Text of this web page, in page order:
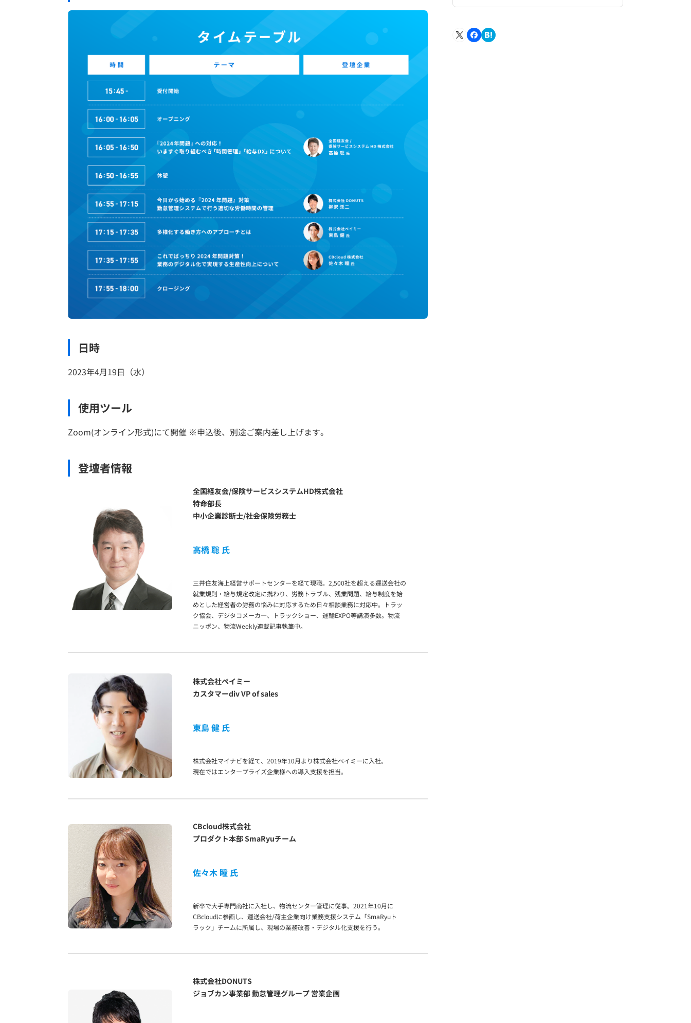
日時
2023年4月19日（水）
使用ツール
Zoom(オンライン形式)にて開催 ※申込後、別途ご案内差し上げます。
登壇者情報
全国経友会/保険サービスシステムHD株式会社
特命部長
中小企業診断士/社会保険労務士
高橋 聡 氏
三井住友海上経営サポートセンターを経て現職。2,500社を超える運送会社の
就業規則・給与規定改定に携わり、労務トラブル、残業問題、給与制度を始
めとした経営者の労務の悩みに対応するため日々相談業務に対応中。トラッ
ク協会、デジタコメーカ―、トラックショー、運輸EXPO等講演多数。物流
ニッポン、物流Weekly連載記事執筆中。
株式会社ペイミー
カスタマーdiv VP of sales
東島 健 氏
株式会社マイナビを経て、2019年10月より株式会社ペイミーに入社。
現在ではエンタープライズ企業様への導入支援を担当。
CBcloud株式会社
プロダクト本部 SmaRyuチーム
佐々木 瞳 氏
新卒で大手専門商社に入社し、物流センター管理に従事。2021年10月に
CBcloudに参画し、運送会社/荷主企業向け業務支援システム「SmaRyuト
ラック」チームに所属し、現場の業務改善・デジタル化支援を行う。
株式会社DONUTS
ジョブカン事業部 勤怠管理グループ 営業企画
2025年2月
2024年3月
2023年4月
2022年5月
2021年6月
2020年7月
2019年8月
2018年9月
2017年10月